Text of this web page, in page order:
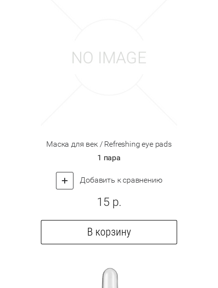
Маска для век / Refreshing eye pads
1 пара
Добавить к сравнению
15р.
В корзину